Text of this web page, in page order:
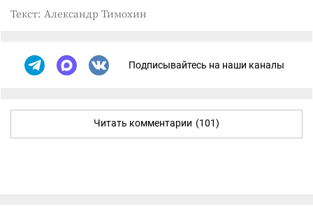
Текст: Александр Тимохин
Подписывайтесь на наши каналы
Читать комментарии (101)